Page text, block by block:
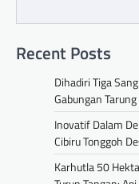
Recent Posts
Dihadiri Tiga
Gabungan
Inovatif Dalam
Cibiru Tonggoh
Karhutla 50